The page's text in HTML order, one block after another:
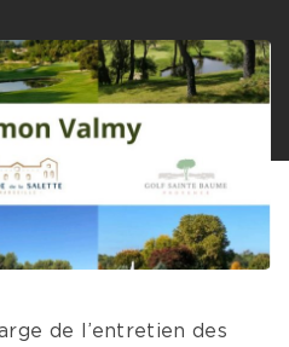
de l’entretien des